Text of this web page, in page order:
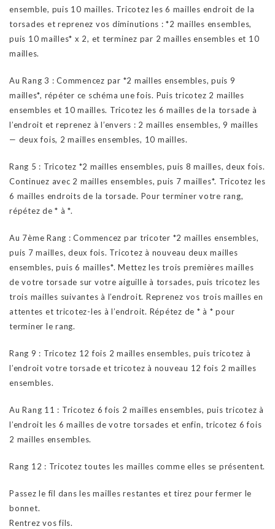
ensemble, puis 10 mailles. Tricotez les 6 mailles endroit de la
torsades et reprenez vos diminutions : *2 mailles ensembles,
puis 10 mailles* x 2, et terminez par 2 mailles ensembles et 10
mailles.
Au Rang 3 : Commencez par *2 mailles ensembles, puis 9
mailles*, répéter ce schéma une fois. Puis tricotez 2 mailles
ensembles et 10 mailles. Tricotez les 6 mailles de la torsade à
l’endroit et reprenez à l’envers : 2 mailles ensembles, 9 mailles
— deux fois, 2 mailles ensembles, 10 mailles.
Rang 5 : Tricotez *2 mailles ensembles, puis 8 mailles, deux fois.
Continuez avec 2 mailles ensembles, puis 7 mailles*. Tricotez les
6 mailles endroits de la torsade. Pour terminer votre rang,
répétez de * à *.
Au 7ème Rang : Commencez par tricoter *2 mailles ensembles,
puis 7 mailles, deux fois. Tricotez à nouveau deux mailles
ensembles, puis 6 mailles*. Mettez les trois premières mailles
de votre torsade sur votre aiguille à torsades, puis tricotez les
trois mailles suivantes à l’endroit. Reprenez vos trois mailles en
attentes et tricotez-les à l’endroit. Répétez de * à * pour
terminer le rang.
Rang 9 : Tricotez 12 fois 2 mailles ensembles, puis tricotez à
l’endroit votre torsade et tricotez à nouveau 12 fois 2 mailles
ensembles.
Au Rang 11 : Tricotez 6 fois 2 mailles ensembles, puis tricotez à
l’endroit les 6 mailles de votre torsades et enfin, tricotez 6 fois
2 mailles ensembles.
Rang 12 : Tricotez toutes les mailles comme elles se présentent.
Passez le fil dans les mailles restantes et tirez pour fermer le
bonnet.
Rentrez vos fils.